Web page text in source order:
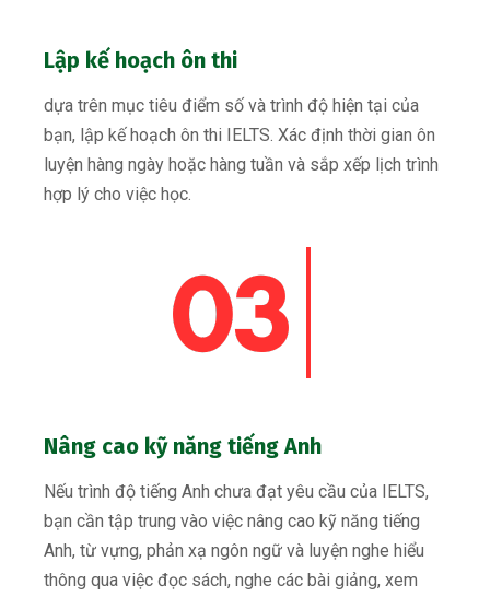
Lập kế hoạch ôn thi
dựa trên mục tiêu điểm số và trình độ hiện tại của
bạn, lập kế hoạch ôn thi IELTS. Xác định thời gian ôn
luyện hàng ngày hoặc hàng tuần và sắp xếp lịch trình
hợp lý cho việc học.
Nâng cao kỹ năng tiếng Anh
Nếu trình độ tiếng Anh chưa đạt yêu cầu của IELTS,
bạn cần tập trung vào việc nâng cao kỹ năng tiếng
Anh, từ vựng, phản xạ ngôn ngữ và luyện nghe hiểu
thông qua việc đọc sách, nghe các bài giảng, xem